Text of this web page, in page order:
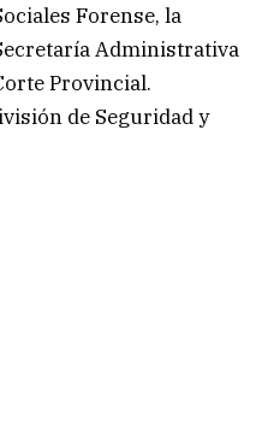
Forense, la
Administrativa
Provincial.
de Seguridad y